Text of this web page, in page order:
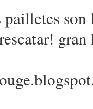
pailletes